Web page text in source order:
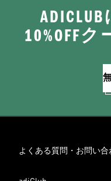
10%OFF
よくある質問・お問い合